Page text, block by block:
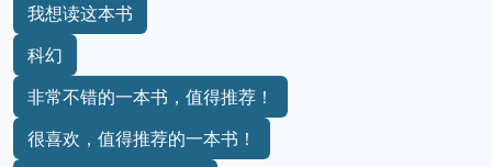
我想读这本书
科幻
非常不错的一本书，值得推荐！
很喜欢，值得推荐的一本书！